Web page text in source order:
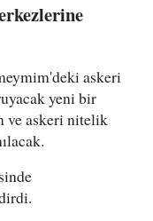
askeri
yeni bir
ve askeri nitelik